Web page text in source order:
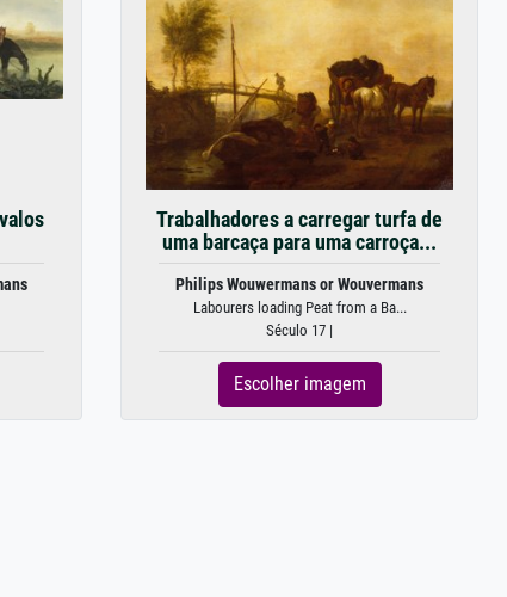
Trabalhadores a carregar turfa de
uma barcaça para uma carroça...
Philips Wouwermans or Wouvermans
Labourers loading Peat from a Ba...
Século 17 |
Escolher imagem